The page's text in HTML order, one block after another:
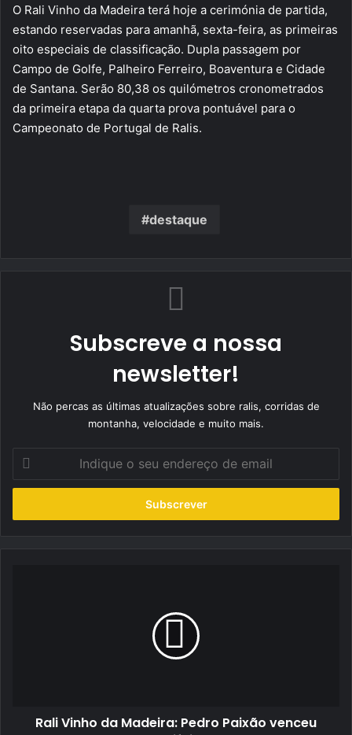
O Rali Vinho da Madeira terá hoje a cerimónia de partida,
estando reservadas para amanhã, sexta-feira, as primeiras
oito especiais de classificação. Dupla passagem por
Campo de Golfe, Palheiro Ferreiro, Boaventura e Cidade
de Santana. Serão 80,38 os quilómetros cronometrados
da primeira etapa da quarta prova pontuável para o
Campeonato de Portugal de Ralis.
destaque
Subscreve a nossa
newsletter!
Não percas as últimas atualizações sobre ralis, corridas de
montanha, velocidade e muito mais.
seu
de
Rali Vinho da Madeira: Pedro Paixão venceu